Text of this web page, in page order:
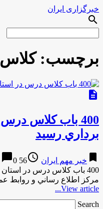
خبرگزاری ایران
search
برچسب:
description
400 باب كلاس
برداري رسيد
bookmark خبر مهم ایران access_time
56 years ago
chat_bubble0
400 باب كلاس درس در
مركز اطلاع رساني و
View article...
Search …